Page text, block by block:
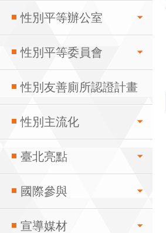
性別平等辦公室
性別平等委員會
性別友善廁所認證計畫
性別主流化
臺北亮點
國際參與
宣導媒材